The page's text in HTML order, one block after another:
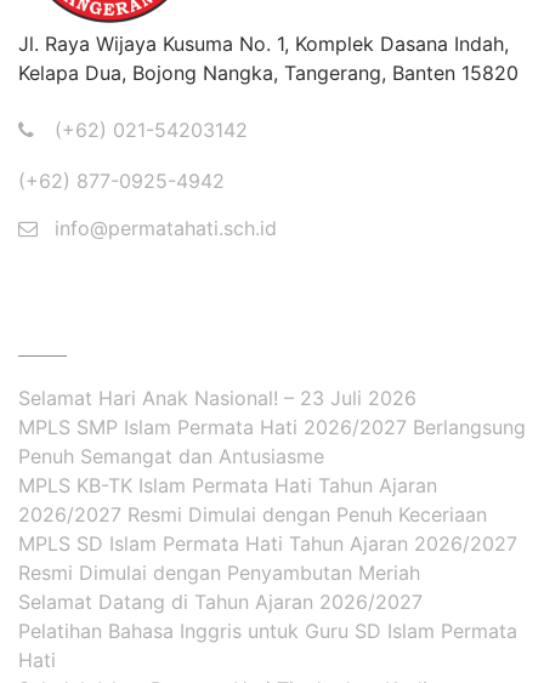
Jl. Raya Wijaya Kusuma No. 1, Komplek Dasana Indah,
Kelapa Dua, Bojong Nangka, Tangerang, Banten 15820
(+62) 021-54203142
(+62) 877-0925-4942
info@permatahati.sch.id
Selamat Hari Anak Nasional! – 23 Juli 2026
MPLS SMP Islam Permata Hati 2026/2027 Berlangsung
Penuh Semangat dan Antusiasme
MPLS KB-TK Islam Permata Hati Tahun Ajaran
2026/2027 Resmi Dimulai dengan Penuh Keceriaan
MPLS SD Islam Permata Hati Tahun Ajaran 2026/2027
Resmi Dimulai dengan Penyambutan Meriah
Selamat Datang di Tahun Ajaran 2026/2027
Pelatihan Bahasa Inggris untuk Guru SD Islam Permata
Hati